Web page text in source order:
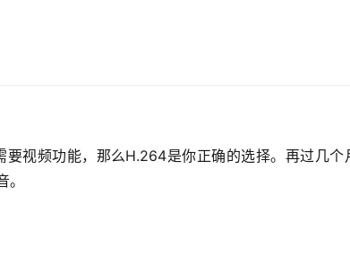
视频功能，那么H.264是你正确的选择。再过几个